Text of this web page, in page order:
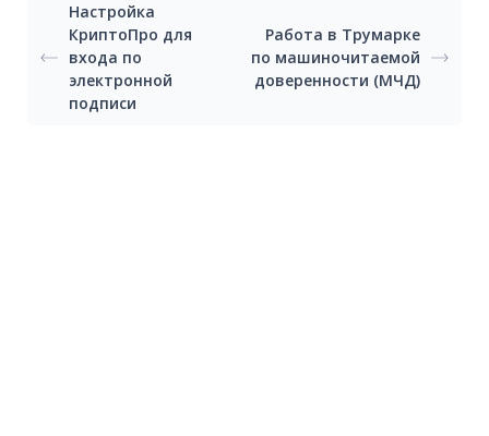
Настройка
КриптоПро для
входа по
электронной
подписи
Работа в Трумарке
по машиночитаемой
доверенности (МЧД)